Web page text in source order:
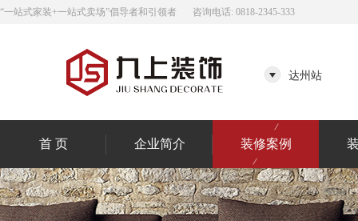
“一站式家装+一站式卖场”倡导者和引领者 咨询电话: 0818-2345-333
达州站
首 页 企业简介 装修案例